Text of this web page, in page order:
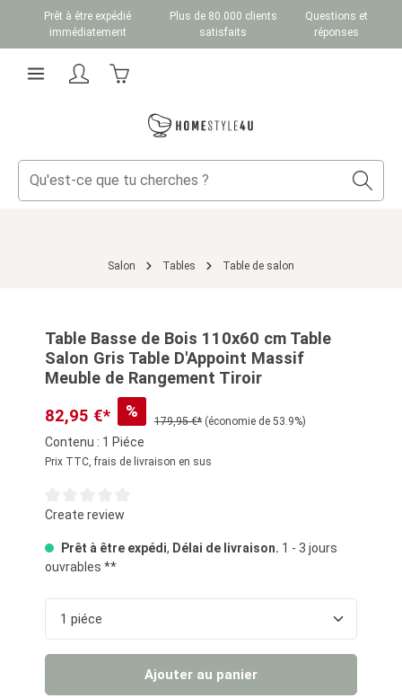
Passer au contenu principal
Prêt à être expédié
immédiatement
Plus de 80.000 clients
satisfaits
Questions et
réponses
Salon Tables Table de salon
Table Basse de Bois 110x60 cm Table
Salon Gris Table D'Appoint Massif
Meuble de Rangement Tiroir
82,95 €*
%
179,95 €* (économie de 53.9%)
Contenu : 1 Piéce
Prix TTC, frais de livraison en sus
Note moyenne de 0 sur 5 étoiles
Create review
Prêt à être expédi, Délai de livraison. 1 - 3 jours
ouvrables **
Quantité de produit : Entrez la quantité
Ajouter au panier